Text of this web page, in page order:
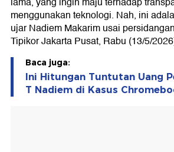
menggunakan teknologi. Nah, ini
ujar Nadiem Makarim usai
Tipikor Jakarta Pusat, Rabu (13/5/
Baca juga:
Ini Hitungan Tuntutan Uang
T Nadiem di Kasus